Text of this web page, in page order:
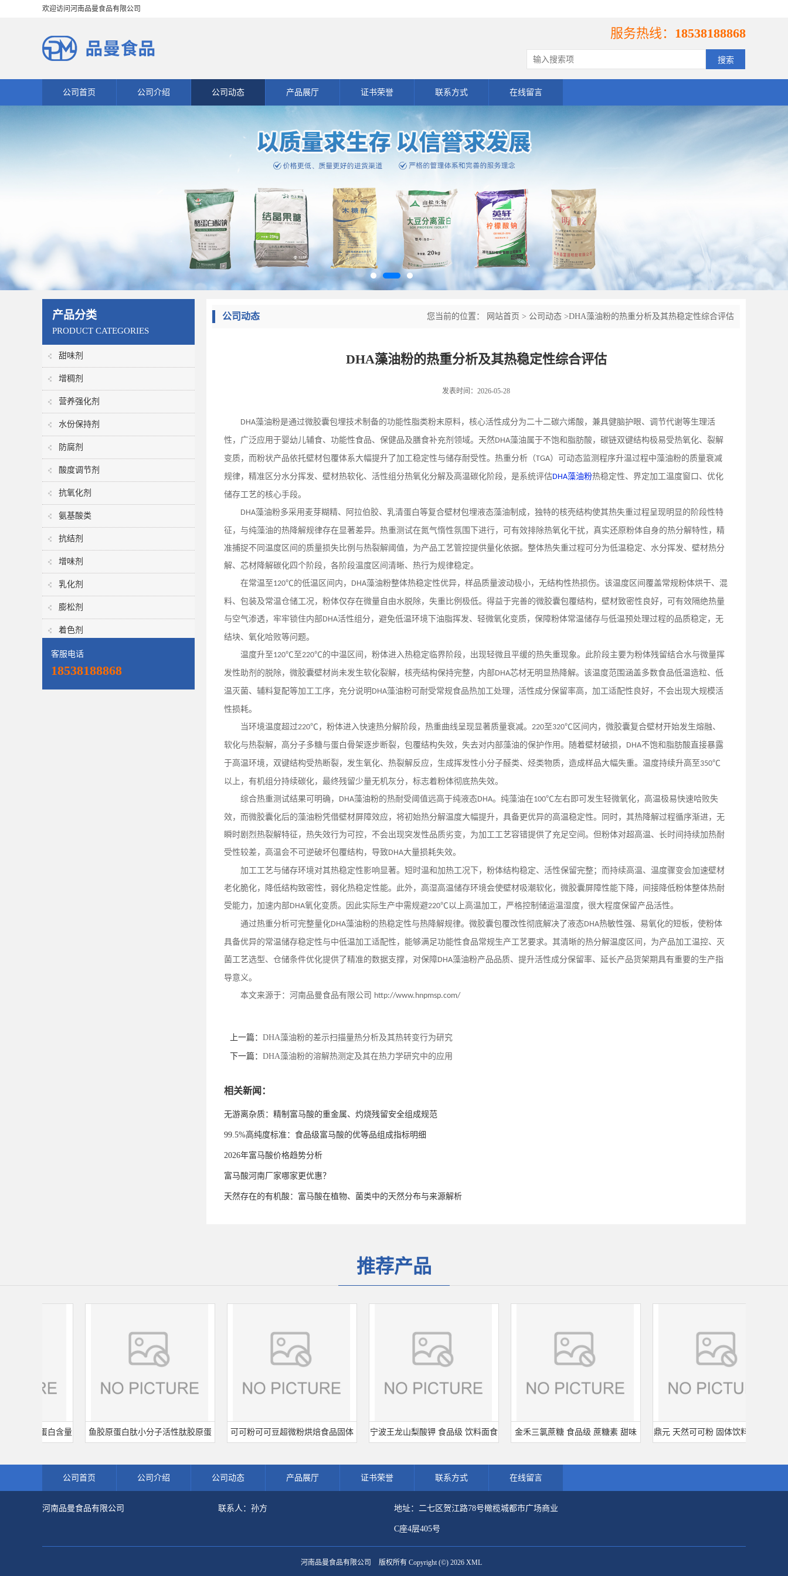
欢迎访问河南品曼食品有限公司
服务热线： 18538188868
公司首页 公司介绍 公司动态 产品展厅 证书荣誉 联系方式 在线留言
产品分类
PRODUCT CATEGORIES
甜味剂
增稠剂
营养强化剂
水份保持剂
防腐剂
酸度调节剂
抗氧化剂
氨基酸类
抗结剂
增味剂
乳化剂
膨松剂
着色剂
客服电话
18538188868
公司动态 您当前的位置： 网站首页 > 公司动态 >DHA藻油粉的热重分析及其热稳定性综合评估
DHA藻油粉的热重分析及其热稳定性综合评估
发表时间：2026-05-28
DHA藻油粉是通过微胶囊包埋技术制备的功能性脂类粉末原料，核心活性成分为二十二碳六烯酸，兼具健脑护眼、调节代谢等生理活
性，广泛应用于婴幼儿辅食、功能性食品、保健品及膳食补充剂领域。天然DHA藻油属于不饱和脂肪酸，碳链双键结构极易受热氧化、裂解
变质，而粉状产品依托壁材包覆体系大幅提升了加工稳定性与储存耐受性。热重分析（TGA）可动态监测程序升温过程中藻油粉的质量衰减
规律，精准区分水分挥发、壁材热软化、活性组分热氧化分解及高温碳化阶段，是系统评估DHA藻油粉热稳定性、界定加工温度窗口、优化
储存工艺的核心手段。
DHA藻油粉多采用麦芽糊精、阿拉伯胶、乳清蛋白等复合壁材包埋液态藻油制成，独特的核壳结构使其热失重过程呈现明显的阶段性特
征，与纯藻油的热降解规律存在显著差异。热重测试在氮气惰性氛围下进行，可有效排除热氧化干扰，真实还原粉体自身的热分解特性，精
准捕捉不同温度区间的质量损失比例与热裂解阈值，为产品工艺管控提供量化依据。整体热失重过程可分为低温稳定、水分挥发、壁材热分
解、芯材降解碳化四个阶段，各阶段温度区间清晰、热行为规律稳定。
在常温至120℃的低温区间内， DHA藻油粉整体热稳定性优异，样品质量波动极小，无结构性热损伤。该温度区间覆盖常规粉体烘干、混
料、包装及常温仓储工况，粉体仅存在微量自由水脱除，失重比例极低。得益于完善的微胶囊包覆结构，壁材致密性良好，可有效隔绝热量
与空气渗透，牢牢锁住内部DHA活性组分，避免低温环境下油脂挥发、轻微氧化变质，保障粉体常温储存与低温预处理过程的品质稳定，无
结块、氧化哈败等问题。
温度升至120℃至220℃的中温区间，粉体进入热稳定临界阶段，出现轻微且平缓的热失重现象。此阶段主要为粉体残留结合水与微量挥
发性助剂的脱除，微胶囊壁材尚未发生软化裂解，核壳结构保持完整，内部DHA芯材无明显热降解。该温度范围涵盖多数食品低温造粒、低
温灭菌、辅料复配等加工工序，充分说明 DHA藻油粉可耐受常规食品热加工处理，活性成分保留率高，加工适配性良好，不会出现大规模活
性损耗。
当环境温度超过220℃，粉体进入快速热分解阶段，热重曲线呈现显著质量衰减。 220至320℃区间内，微胶囊复合壁材开始发生熔融、
软化与热裂解，高分子多糖与蛋白骨架逐步断裂，包覆结构失效，失去对内部藻油的保护作用。随着壁材破损， DHA不饱和脂肪酸直接暴露
于高温环境，双键结构受热断裂，发生氧化、热裂解反应，生成挥发性小分子醛类、烃类物质，造成样品大幅失重。温度持续升高至350℃
以上，有机组分持续碳化，最终残留少量无机灰分，标志着粉体彻底热失效。
综合热重测试结果可明确， DHA藻油粉的热耐受阈值远高于纯液态DHA。纯藻油在100℃左右即可发生轻微氧化，高温极易快速哈败失
效，而微胶囊化后的藻油粉凭借壁材屏障效应，将初始热分解温度大幅提升，具备更优异的高温稳定性。同时，其热降解过程循序渐进，无
瞬时剧烈热裂解特征，热失效行为可控，不会出现突发性品质劣变，为加工工艺容错提供了充足空间。但粉体对超高温、长时间持续加热耐
受性较差，高温会不可逆破坏包覆结构，导致DHA大量损耗失效。
加工工艺与储存环境对其热稳定性影响显著。短时温和加热工况下，粉体结构稳定、活性保留完整；而持续高温、温度骤变会加速壁材
老化脆化，降低结构致密性，弱化热稳定性能。此外，高湿高温储存环境会使壁材吸潮软化，微胶囊屏障性能下降，间接降低粉体整体热耐
受能力，加速内部DHA氧化变质。因此实际生产中需规避220℃以上高温加工，严格控制储运温湿度，很大程度保留产品活性。
通过热重分析可完整量化DHA藻油粉的热稳定性与热降解规律。微胶囊包覆改性彻底解决了液态DHA热敏性强、易氧化的短板，使粉体
具备优异的常温储存稳定性与中低温加工适配性，能够满足功能性食品常规生产工艺要求。其清晰的热分解温度区间，为产品加工温控、灭
菌工艺选型、仓储条件优化提供了精准的数据支撑，对保障DHA藻油粉产品品质、提升活性成分保留率、延长产品货架期具有重要的生产指
导意义。
本文来源于：河南品曼食品有限公司 http://www.hnpmsp.com/
上一篇： DHA藻油粉的差示扫描量热分析及其热转变行为研究
下一篇： DHA藻油粉的溶解热测定及其在热力学研究中的应用
相关新闻：
无游离杂质：精制富马酸的重金属、灼烧残留安全组成规范
99.5%高纯度标准：食品级富马酸的优等品组成指标明细
2026年富马酸价格趋势分析
富马酸河南厂家哪家更优惠？
天然存在的有机酸：富马酸在植物、菌类中的天然分布与来源解析
推荐产品
品级 蛋白含量 鱼胶原蛋白肽小分子活性肽胶原蛋 可可粉可可豆超微粉烘焙食品固体 宁波王龙山梨酸钾 食品级 饮料面食 金禾三氯蔗糖 食品级 蔗糖素 甜味 鼎元 天然可可粉 固体饮料脱脂可可
公司首页 公司介绍 公司动态 产品展厅 证书荣誉 联系方式 在线留言
河南品曼食品有限公司 联系人：孙方 地址：二七区贺江路78号橄榄城都市广场商业
C座4层405号
河南品曼食品有限公司 版权所有 Copyright (©) 2026 XML